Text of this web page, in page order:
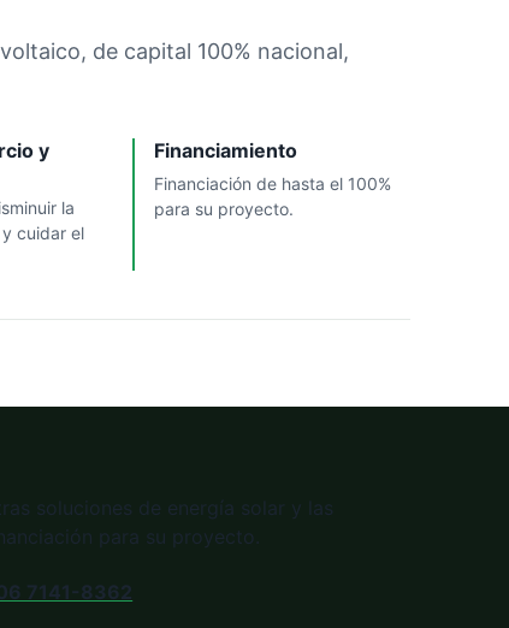
de capital 100% nacional,
y
la
cuidar el
Financiamiento
Financiación de hasta el 100%
para su proyecto.
soluciones de energía solar y las
para su proyecto.
7141-8362